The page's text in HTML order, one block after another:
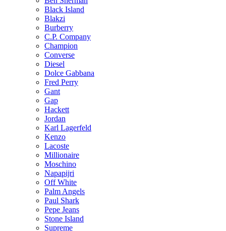
Black Island
Blakzi
Burberry
C.P. Company
Champion
Converse
Diesel
Dolce Gabbana
Fred Perry
Gant
Gap
Hackett
Jordan
Karl Lagerfeld
Kenzo
Lacoste
Millionaire
Moschino
Napapijri
Off White
Palm Angels
Paul Shark
Pepe Jeans
Stone Island
Supreme